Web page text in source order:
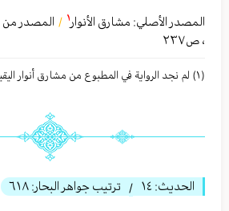
المصدر الأصلي: مشارق الأنوار ١ / المصدر من
، ص٢٣٧
(١) لم نجد الروایة في المطبوع من مشارق أنوار الیقین، فراجع.
الحديث: ١٤ / ترتيب جواهر البحار: ٦١٨